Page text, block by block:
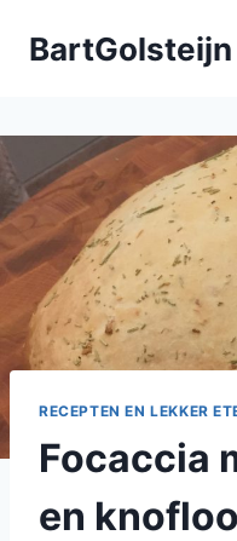
naarBartGolsteijn
RECEPTEN EN LEKKER
Focaccia
en